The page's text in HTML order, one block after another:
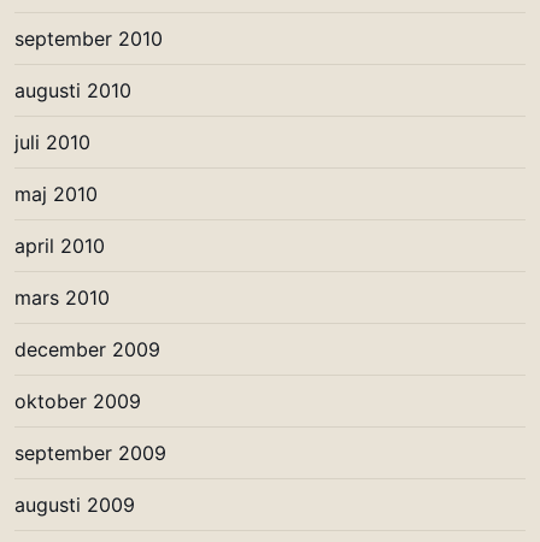
september 2010
augusti 2010
juli 2010
maj 2010
april 2010
mars 2010
december 2009
oktober 2009
september 2009
augusti 2009